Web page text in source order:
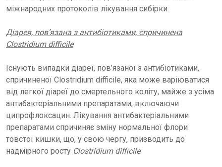
міжнародних протоколів лікування сибірки.
Діарея, пов’язана з антибіотиками, спричинена
Clostridium difficile
Існують випадки діареї, пов’язаної з антибіотиками,
спричиненої Clostridium difficile, яка може варіюватися
від легкої діареї до смертельного коліту, майже з усіма
антибактеріальними препаратами, включаючи
ципрофлоксацин. Лікування антибактеріальними
препаратами спричиняє зміну нормальної флори
товстої кишки, що, у свою чергу, призводить до
надмірного росту Clostridium difficile.